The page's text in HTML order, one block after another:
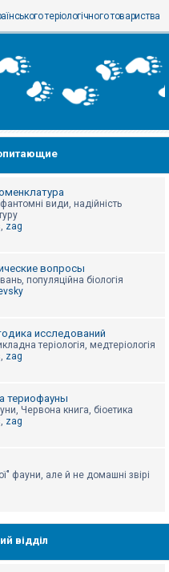
теріологічного товариства
види, надійність
, zag
вопросы
популяційна біологія
исследований
теріологія, медтеріологія
, zag
териофауны
Червона книга, біоетика
, zag
фауни, але й не домашні звірі
відділ